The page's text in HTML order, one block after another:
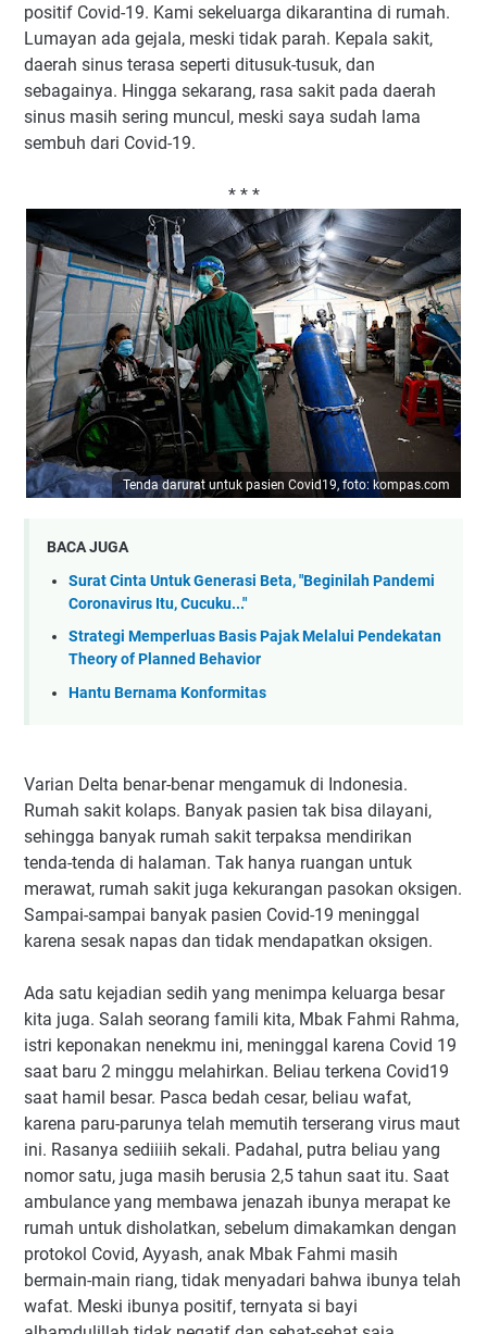
positif Covid-19. Kami sekeluarga dikarantina di rumah.
Lumayan ada gejala, meski tidak parah. Kepala sakit,
daerah sinus terasa seperti ditusuk-tusuk, dan
sebagainya. Hingga sekarang, rasa sakit pada daerah
sinus masih sering muncul, meski saya sudah lama
sembuh dari Covid-19.
* * *
Tenda darurat untuk pasien Covid19, foto: kompas.com
BACA JUGA
Surat Cinta Untuk Generasi Beta, "Beginilah Pandemi
Coronavirus Itu, Cucuku..."
Strategi Memperluas Basis Pajak Melalui Pendekatan
Theory of Planned Behavior
Hantu Bernama Konformitas
Varian Delta benar-benar mengamuk di Indonesia.
Rumah sakit kolaps. Banyak pasien tak bisa dilayani,
sehingga banyak rumah sakit terpaksa mendirikan
tenda-tenda di halaman. Tak hanya ruangan untuk
merawat, rumah sakit juga kekurangan pasokan oksigen.
Sampai-sampai banyak pasien Covid-19 meninggal
karena sesak napas dan tidak mendapatkan oksigen.
Ada satu kejadian sedih yang menimpa keluarga besar
kita juga. Salah seorang famili kita, Mbak Fahmi Rahma,
istri keponakan nenekmu ini, meninggal karena Covid 19
saat baru 2 minggu melahirkan. Beliau terkena Covid19
saat hamil besar. Pasca bedah cesar, beliau wafat,
karena paru-parunya telah memutih terserang virus maut
ini. Rasanya sediiiih sekali. Padahal, putra beliau yang
nomor satu, juga masih berusia 2,5 tahun saat itu. Saat
ambulance yang membawa jenazah ibunya merapat ke
rumah untuk disholatkan, sebelum dimakamkan dengan
protokol Covid, Ayyash, anak Mbak Fahmi masih
bermain-main riang, tidak menyadari bahwa ibunya telah
wafat. Meski ibunya positif, ternyata si bayi